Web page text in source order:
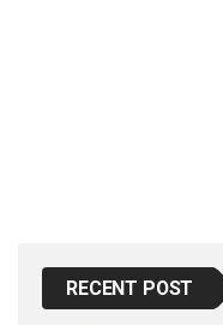
RECENT POST